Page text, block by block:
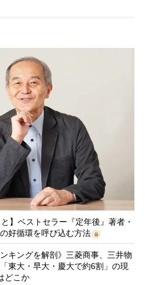
】ベストセラー『定年後』著者・
好循環を呼び込む方法
キングを解剖》三菱商事、三井物
東大・早大・慶大で約6割」の現
どこか